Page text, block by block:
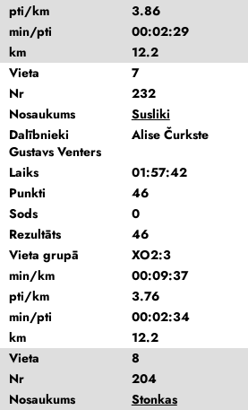
pti/km
3.86
min/pti
00:02:29
km
12.2
Vieta
7
Nr
232
Nosaukums
Susliki
Dalībnieki
Alise Čurkste
Gustavs Venters
Laiks
01:57:42
Punkti
46
Sods
0
Rezultāts
46
Vieta grupā
XO2:3
min/km
00:09:37
pti/km
3.76
min/pti
00:02:34
km
12.2
Vieta
8
Nr
204
Nosaukums
Stonkas